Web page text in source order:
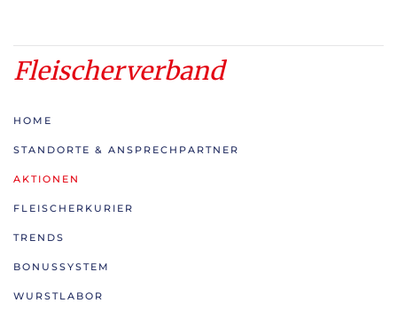
Fleischerverband
HOME
STANDORTE & ANSPRECHPARTNER
AKTIONEN
FLEISCHERKURIER
TRENDS
BONUSSYSTEM
WURSTLABOR